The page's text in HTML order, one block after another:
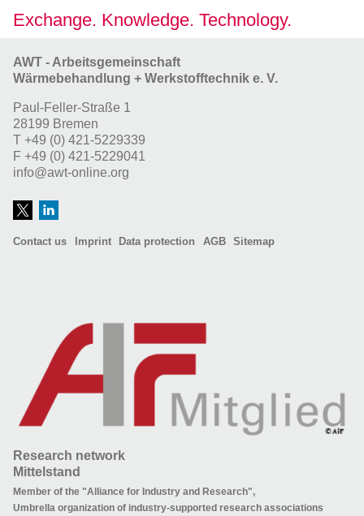
Exchange. Knowledge. Technology.
AWT - Arbeitsgemeinschaft
Wärmebehandlung + Werkstofftechnik e. V.
Paul-Feller-Straße 1
28199 Bremen
T +49 (0) 421-5229339
F +49 (0) 421-5229041
info@awt-online.org
Contact us Imprint Data protection AGB Sitemap
Research network
Mittelstand
Member of the "Alliance for Industry and Research",
Umbrella organization of industry-supported research associations